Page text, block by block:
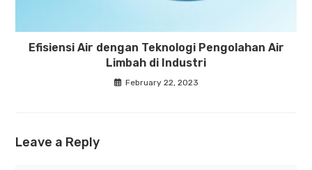
Efisiensi Air dengan Teknologi Pengolahan Air
Limbah di Industri
February 22, 2023
Leave a Reply